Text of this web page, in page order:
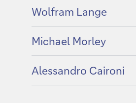
content
of
Wolfram Lange
Show
content
of
Michael Morley
Show
content
of
Alessandro Caironi